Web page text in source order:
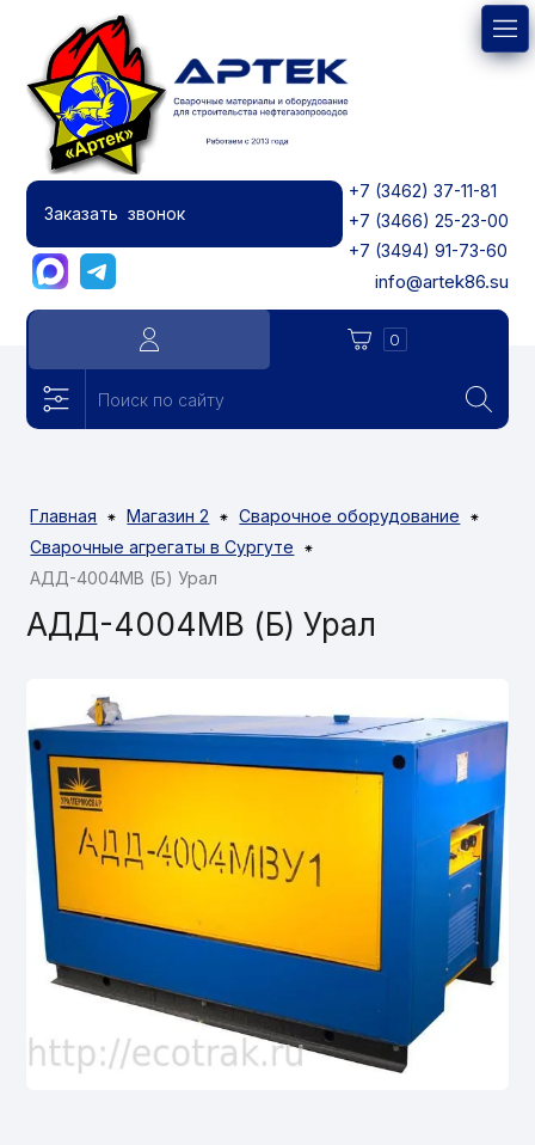
Заказать звонок
+7 (3462) 37-11-81
+7 (3466) 25-23-00
+7 (3494) 91-73-60
info@artek86.su
0
Главная ⁕ Магазин 2 ⁕ Сварочное оборудование ⁕
Сварочные агрегаты в Сургуте ⁕
АДД-4004МВ (Б) Урал
АДД-4004МВ (Б) Урал